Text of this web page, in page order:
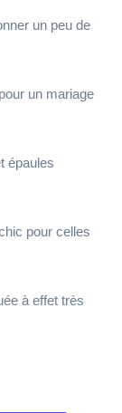
un peu de
un mariage
épaules
pour celles
à effet très